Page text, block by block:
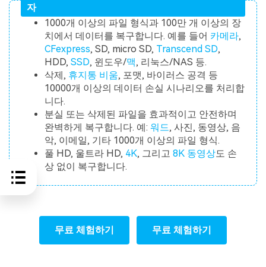
자
1000개 이상의 파일 형식과 100만 개 이상의 장
치에서 데이터를 복구합니다. 예를 들어 카메라,
CFexpress, SD, micro SD, Transcend SD,
HDD,SSD, 윈도우/맥, 리눅스/NAS 등.
삭제, 휴지통 비움, 포맷, 바이러스 공격 등
10000개 이상의 데이터 손실 시나리오를 처리합
니다.
분실 또는 삭제된 파일을 효과적이고 안전하며
완벽하게 복구합니다. 예:워드, 사진, 동영상, 음
악, 이메일, 기타 1000개 이상의 파일 형식.
풀 HD, 울트라 HD, 4K, 그리고8K 동영상도 손
상 없이 복구합니다.
무료 체험하기 무료 체험하기